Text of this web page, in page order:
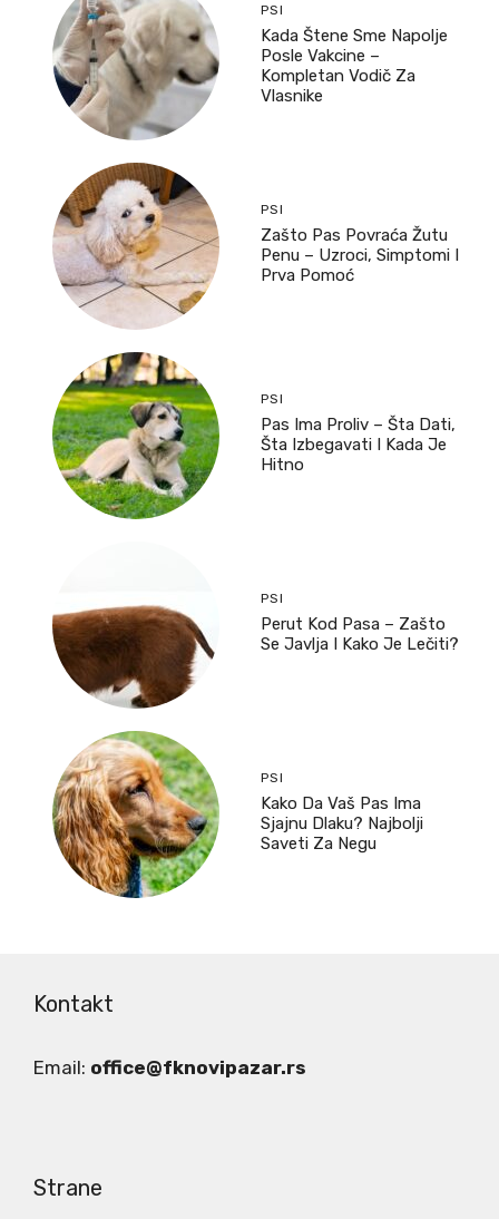
PSI
Kada Štene Sme Napolje
Posle Vakcine –
Kompletan Vodič Za
Vlasnike
PSI
Zašto Pas Povraća Žutu
Penu – Uzroci, Simptomi I
Prva Pomoć
PSI
Pas Ima Proliv – Šta Dati,
Šta Izbegavati I Kada Je
Hitno
PSI
Perut Kod Pasa – Zašto
Se Javlja I Kako Je Lečiti?
PSI
Kako Da Vaš Pas Ima
Sjajnu Dlaku? Najbolji
Saveti Za Negu
Kontakt
Email: office@fknovipazar.rs
Strane